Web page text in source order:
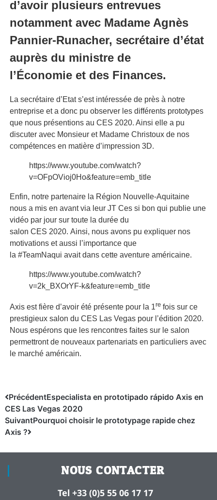
d’avoir plusieurs entrevues
notamment avec Madame Agnès
Pannier-Runacher, secrétaire d’état
auprès du ministre de
l’Économie et des Finances.
La secrétaire d’Etat s’est intéressée de près à notre
entreprise et a donc pu observer les différents prototypes
que nous présentions au CES 2020. Ainsi elle a pu
discuter avec Monsieur et Madame Christoux de nos
compétences en matière d’impression 3D.
https://www.youtube.com/watch?
v=OFpOVioj0Ho&feature=emb_title
Enfin, notre partenaire la Région Nouvelle-Aquitaine
nous a mis en avant via leur JT Ces si bon qui publie une
vidéo par jour sur toute la durée du
salon CES 2020. Ainsi, nous avons pu expliquer nos
motivations et aussi l’importance que
la #TeamNaqui avait dans cette aventure américaine.
https://www.youtube.com/watch?
v=2k_BXOrYF-k&feature=emb_title
Axis est fière d’avoir été présente pour la 1re fois sur ce
prestigieux salon du CES Las Vegas pour l’édition 2020.
Nous espérons que les rencontres faites sur le salon
permettront de nouveaux partenariats en particuliers avec
le marché américain.
PrécédentEspecialista en prototipado rápido Axis en
CES Las Vegas 2020
SuivantPourquoi choisir le prototypage rapide chez
Axis ?
NOUS CONTACTER
Tel +33 (0)5 55 06 17 17